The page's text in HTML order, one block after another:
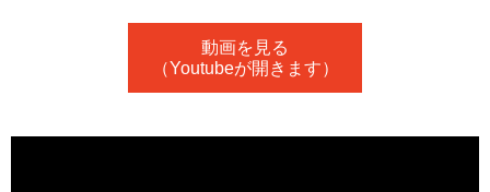
動画を見る
（Youtubeが開きます）